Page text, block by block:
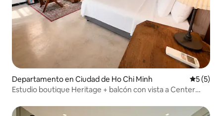
Departamento en Ciudad de Ho Chi Minh
5 (5)
Estudio boutique Heritage + balcón con vista a Center